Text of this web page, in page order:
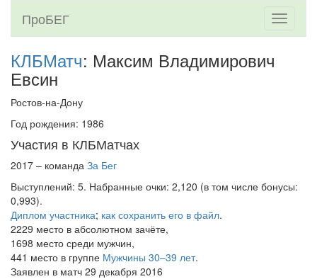
Toggle
ПроБЕГ
КЛБМатч: Максим Владимирович
Евсин
Ростов-на-Дону
Год рождения: 1986
Участия в КЛБМатчах
2017 – команда За Бег
Выступлений: 5. Набранные очки: 2,120 (в том числе бонусы:
0,993).
Диплом участника; как сохранить его в файл.
2229 место в абсолютном зачёте,
1698 место среди мужчин,
441 место в группе Мужчины 30–39 лет.
Заявлен в матч 29 декабря 2016